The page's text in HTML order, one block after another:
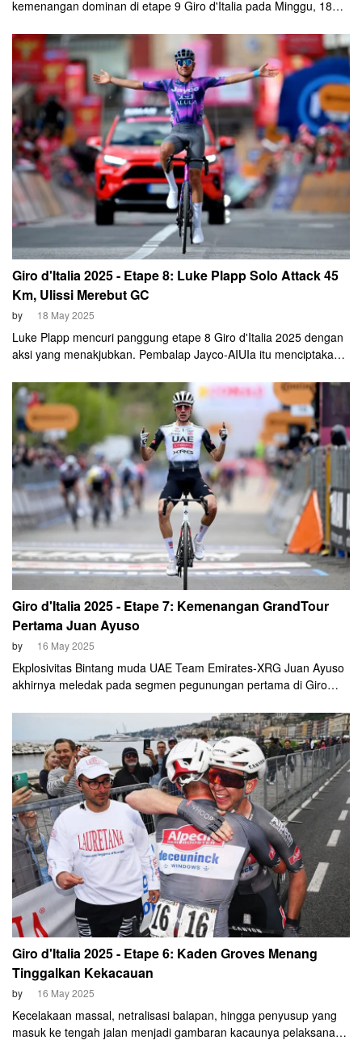
kemenangan dominan di etape 9 Giro d'Italia pada Minggu, 18
Toro (UAE Team Emirates XRG) dalam sprint yang sangat ketat
di Siena.
Giro d'Italia 2025 - Etape 8: Luke Plapp Solo Attack 45
Km, Ulissi Merebut GC
by 18 May 2025
Luke Plapp mencuri panggung etape 8 Giro d'Italia 2025 dengan
aksi yang menakjubkan. Pembalap Jayco-AIUIa itu menciptakan
balapan yang digelar pada Sabtu, 17 Mei 2025. Namun, Diego
Ulissi sukses mencuri maglia rosa.
Giro d'Italia 2025 - Etape 7: Kemenangan GrandTour
Pertama Juan Ayuso
by 16 May 2025
Ekplosivitas Bintang muda UAE Team Emirates-XRG Juan Ayuso
akhirnya meledak pada segmen pegunungan pertama di Giro
puncak Tagliacozzo pada etape 7 yang digelar Jumat, 16 Mei
Giro d'Italia 2025 - Etape 6: Kaden Groves Menang
Tinggalkan Kekacauan
by 16 May 2025
Kecelakaan massal, netralisasi balapan, hingga penyusup yang
masuk ke tengah jalan menjadi gambaran kacaunya pelaksanaan